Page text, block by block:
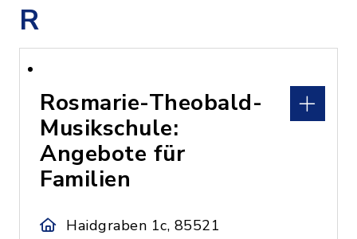
R
Rosmarie-Theobald-
Musikschule:
Angebote für
Familien
Haidgraben 1c, 85521